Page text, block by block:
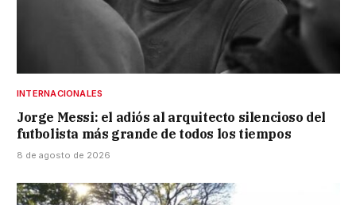
INTERNACIONALES
Jorge Messi: el adiós al arquitecto silencioso del
futbolista más grande de todos los tiempos
8 de agosto de 2026